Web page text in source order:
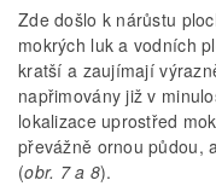
Zde došlo k nárůstu
mokrých luk a vodních
kratší a zaujímají
napřimovány již v
lokalizace uprostřed
převážně ornou půdou,
(obr. 7 a 8).